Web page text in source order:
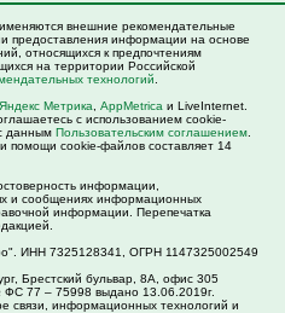
внешние рекомендательные
предоставления информации на основе
относящихся к предпочтениям
на территории Российской
технологий
Яндекс Метрика AppMetrica и LiveInternet.
с использованием cookie-
данным Пользовательским соглашением
помощи cookie-файлов составляет 14
информации,
и сообщениях информационных
информации. Перепечатка
ИНН 7325128341, ОГРН 1147325002549
Брестский бульвар, 8А, офис 305
77 – 75998 выдано 13.06.2019г.
связи, информационных технологий и